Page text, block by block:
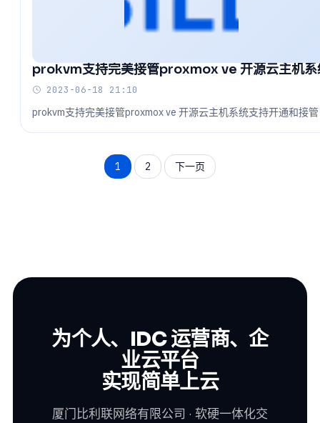
prokvm支持完美接管proxmox ve 开源云主机系
2023-06-18 21:10
prokvm支持完美接管proxmox ve 开源云主机系统支持开通和接管
1 2 下一页
为个人、IDC 运营商、企
业云平台
实现简单上云
厦门比利联网络有限公司 · 软硬一体化交